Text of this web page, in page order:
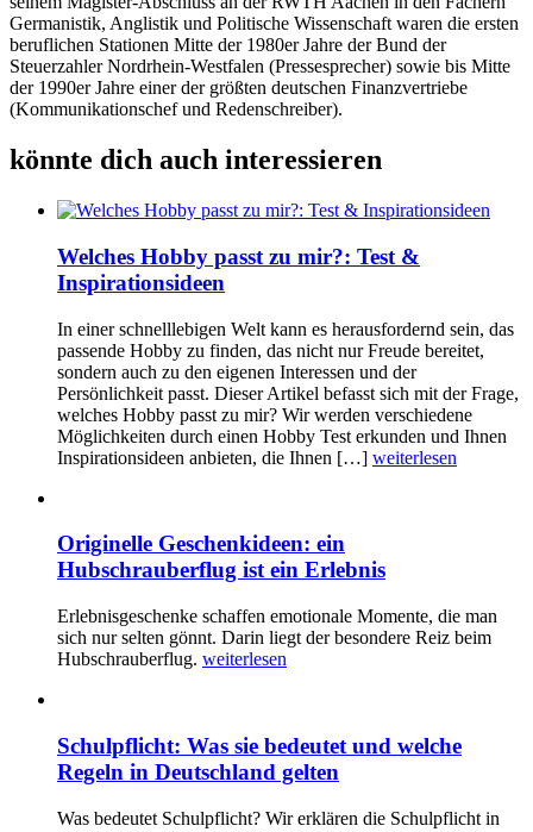
Germanistik, Anglistik und Politische Wissenschaft waren die ersten
beruflichen Stationen Mitte der 1980er Jahre der Bund der
Steuerzahler Nordrhein-Westfalen (Pressesprecher) sowie bis Mitte
der 1990er Jahre einer der größten deutschen Finanzvertriebe
(Kommunikationschef und Redenschreiber).
könnte dich auch interessieren
Welches Hobby passt zu mir?: Test &
Inspirationsideen
In einer schnelllebigen Welt kann es herausfordernd sein, das
passende Hobby zu finden, das nicht nur Freude bereitet,
sondern auch zu den eigenen Interessen und der
Persönlichkeit passt. Dieser Artikel befasst sich mit der Frage,
welches Hobby passt zu mir? Wir werden verschiedene
Möglichkeiten durch einen Hobby Test erkunden und Ihnen
Inspirationsideen anbieten, die Ihnen […] weiterlesen
Originelle Geschenkideen: ein
Hubschrauberflug ist ein Erlebnis
Erlebnisgeschenke schaffen emotionale Momente, die man
sich nur selten gönnt. Darin liegt der besondere Reiz beim
Hubschrauberflug. weiterlesen
Schulpflicht: Was sie bedeutet und welche
Regeln in Deutschland gelten
Was bedeutet Schulpflicht? Wir erklären die Schulpflicht in